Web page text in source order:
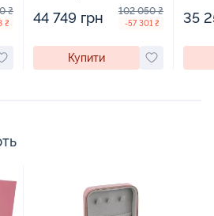
₴
₴
960040
44 749 грн 102 050 ₴
-57 301 ₴
Купити
35